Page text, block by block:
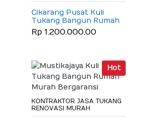
Cikarang Pusat Kuli
Tukang Bangun Rumah
Murah Bergaransi
Rp 1.200.000,00
Hot
KONTRAKTOR JASA TUKANG
RENOVASI MURAH